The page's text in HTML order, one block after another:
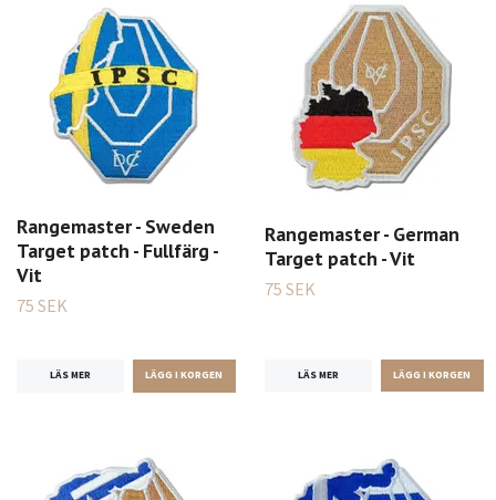
Rangemaster - Sweden
Target patch - Fullfärg -
Vit
75 SEK
LÄS MER
Rangemaster - German
Target patch - Vit
75 SEK
LÄS MER